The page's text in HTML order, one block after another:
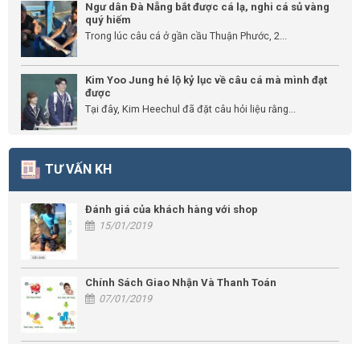
Ngư dân Đà Nẵng bắt được cá lạ, nghi cá sủ vàng
quý hiếm
Trong lúc câu cá ở gần cầu Thuận Phước, 2...
Kim Yoo Jung hé lộ kỷ lục về câu cá mà mình đạt
được
Tại đây, Kim Heechul đã đặt câu hỏi liệu rằng...
TƯ VẤN KH
Đánh giá của khách hàng với shop
15/01/2019
Chính Sách Giao Nhận Và Thanh Toán
07/01/2019